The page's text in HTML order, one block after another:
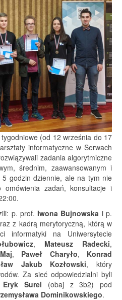
(od 12 września do 17
informatyczne w Serwach
zadania algorytmiczne
średnim, zaawansowanym i
5 godzin dziennie, ale na tym nie
omówienia zadań, konsultacje i
p. prof. Iwona Bujnowska i p.
z kadrą merytoryczną, którą w
informatyki na Uniwersytecie
, Mateusz Radecki,
, Paweł Charyło, Konrad
Jakub Kozłowski, który
Za sieć odpowiedzialni byli
Eryk Surel (obaj z 3b2) pod
Dominikowskiego.